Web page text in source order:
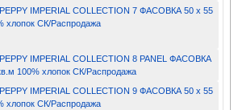
IMPERIAL COLLECTION 7 ФАСОВКА 50 x 55
хлопок СК/Распродажа
IMPERIAL COLLECTION 8 PANEL ФАСОВКА
100% хлопок СК/Распродажа
IMPERIAL COLLECTION 9 ФАСОВКА 50 x 55
хлопок СК/Распродажа